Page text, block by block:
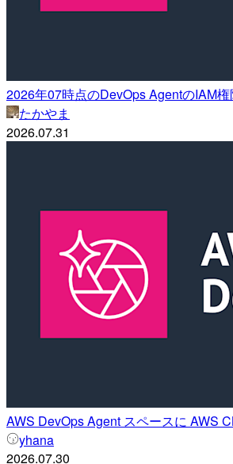
2026年07時点のDevOps AgentのIAM
たかやま
2026.07.31
AWS DevOps Agent スペースに AWS
yhana
2026.07.30